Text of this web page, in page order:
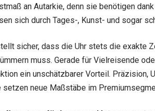
an Autarkie, denn sie benötigen
sich durch Tages-, Kunst- und sogar
sicher, dass die Uhr stets die exakte
muss. Gerade für Vielreisende
ein unschätzbarer Vorteil. Präzision,
neue Maßstäbe im